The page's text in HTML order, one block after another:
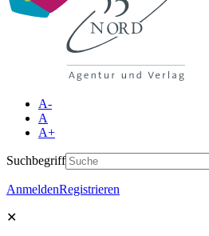
A-
A
A+
Suchbegriff
AnmeldenRegistrieren
✕